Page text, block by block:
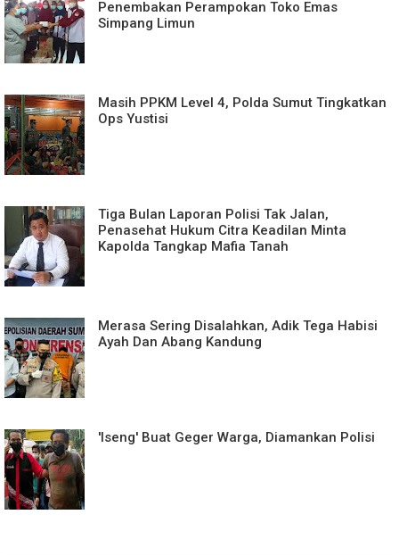
Penembakan Perampokan Toko Emas
Simpang Limun
Masih PPKM Level 4, Polda Sumut Tingkatkan
Ops Yustisi
Tiga Bulan Laporan Polisi Tak Jalan,
Penasehat Hukum Citra Keadilan Minta
Kapolda Tangkap Mafia Tanah
Merasa Sering Disalahkan, Adik Tega Habisi
Ayah Dan Abang Kandung
'Iseng' Buat Geger Warga, Diamankan Polisi